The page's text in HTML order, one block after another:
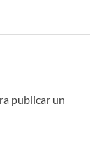
publicar un